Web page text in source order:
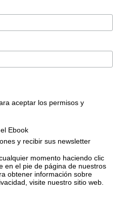
aceptar los permisos y
Ebook
y recibir sus newsletter
momento haciendo clic
en el pie de página de nuestros
obtener información sobre
visite nuestro sitio web.